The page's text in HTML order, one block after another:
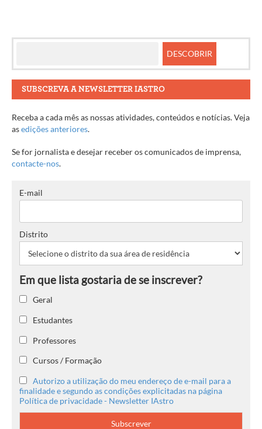
SUBSCREVA A NEWSLETTER IASTRO
Receba a cada mês as nossas atividades, conteúdos e notícias. Veja
asedições anteriores.
Se for jornalista e desejar receber os comunicados de imprensa,
contacte-nos.
E-mail
Distrito
Geral
Estudantes
Professores
Cursos / Formação
Autorizo a utilização do meu endereço de e-mail para a
finalidade e segundo as condições explicitadas na página
Política de privacidade - Newsletter IAstro